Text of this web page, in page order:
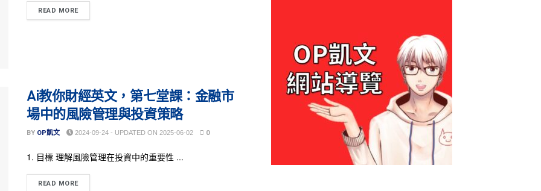
READ MORE
Ai教你財經英文，第七堂課：金融市
場中的風險管理與投資策略
BY OP凱文 2024-09-24 - UPDATED ON 2025-06-02 0
1. 目標 理解風險管理在投資中的重要性 ...
READ MORE